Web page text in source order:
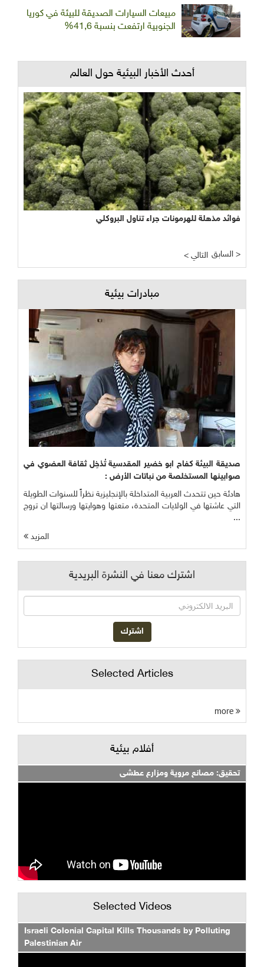
مبيعات السيارات الصديقة للبيئة في كوريا
الجنوبية ارتفعت بنسبة 41,6%
أحدث الأخبار البيئية حول العالم
فوائد مذهلة للهرمونات جراء تناول البروكلي
< التالي السابق >
مبادرات بيئية
صديقة البيئة كفاح ابو خضير المقدسية تُدْخِل ثقافة العضوي في
صوابينها المستخلصة من نباتات الأرض :
هادئة حين تتحدث العربية المتداخلة بالإنجليزية نظراً للسنوات الطويلة
التي عاشتها في الولايات المتحدة، متعتها وهوايتها ورسالتها ان تروج
...
المزيد
اشترك معنا في النشرة البريدية
Selected Articles
أفلام بيئية
تحقيق: مصانع مروية ومزارع عطشى
Selected Videos
Israeli Colonial Capital Kills Thousands by Polluting
Palestinian Air